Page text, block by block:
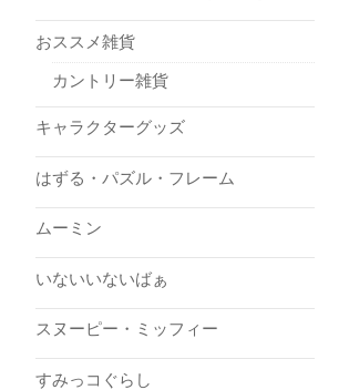
おススメ雑貨
カントリー雑貨
キャラクターグッズ
はずる・パズル・フレーム
ムーミン
いないいないばぁ
スヌーピー・ミッフィー
すみっコぐらし